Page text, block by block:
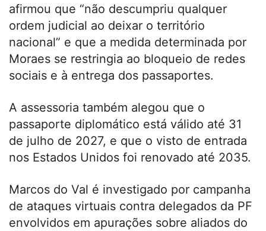
afirmou que “não descumpriu qualquer
ordem judicial ao deixar o território
nacional” e que a medida determinada por
Moraes se restringia ao bloqueio de redes
sociais e à entrega dos passaportes.
A assessoria também alegou que o
passaporte diplomático está válido até 31
de julho de 2027, e que o visto de entrada
nos Estados Unidos foi renovado até 2035.
Marcos do Val é investigado por campanha
de ataques virtuais contra delegados da PF
envolvidos em apurações sobre aliados do